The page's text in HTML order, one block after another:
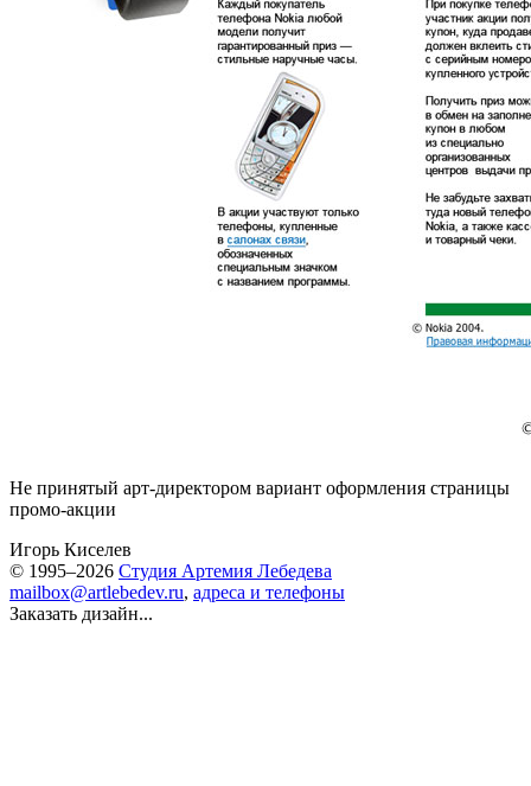
Не принятый арт-директором вариант оформления страницы
промо-акции
Игорь Киселев
© 1995–2026 Студия Артемия Лебедева
mailbox@artlebedev.ru, адреса и телефоны
Заказать дизайн...